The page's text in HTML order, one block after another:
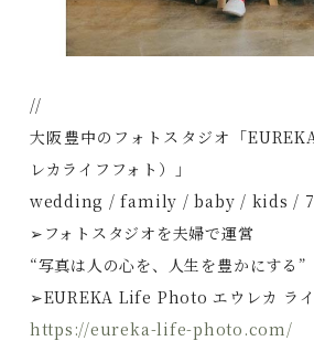
//
大阪豊中のフォトスタジオ「
レカライフフォト）」
wedding / family / baby / kids /
➢フォトスタジオを夫婦で運営
“写真は人の心を、人生を豊かにする”
➢EUREKA Life Photo エウレカ ライ
https://eureka-life-photo.com/